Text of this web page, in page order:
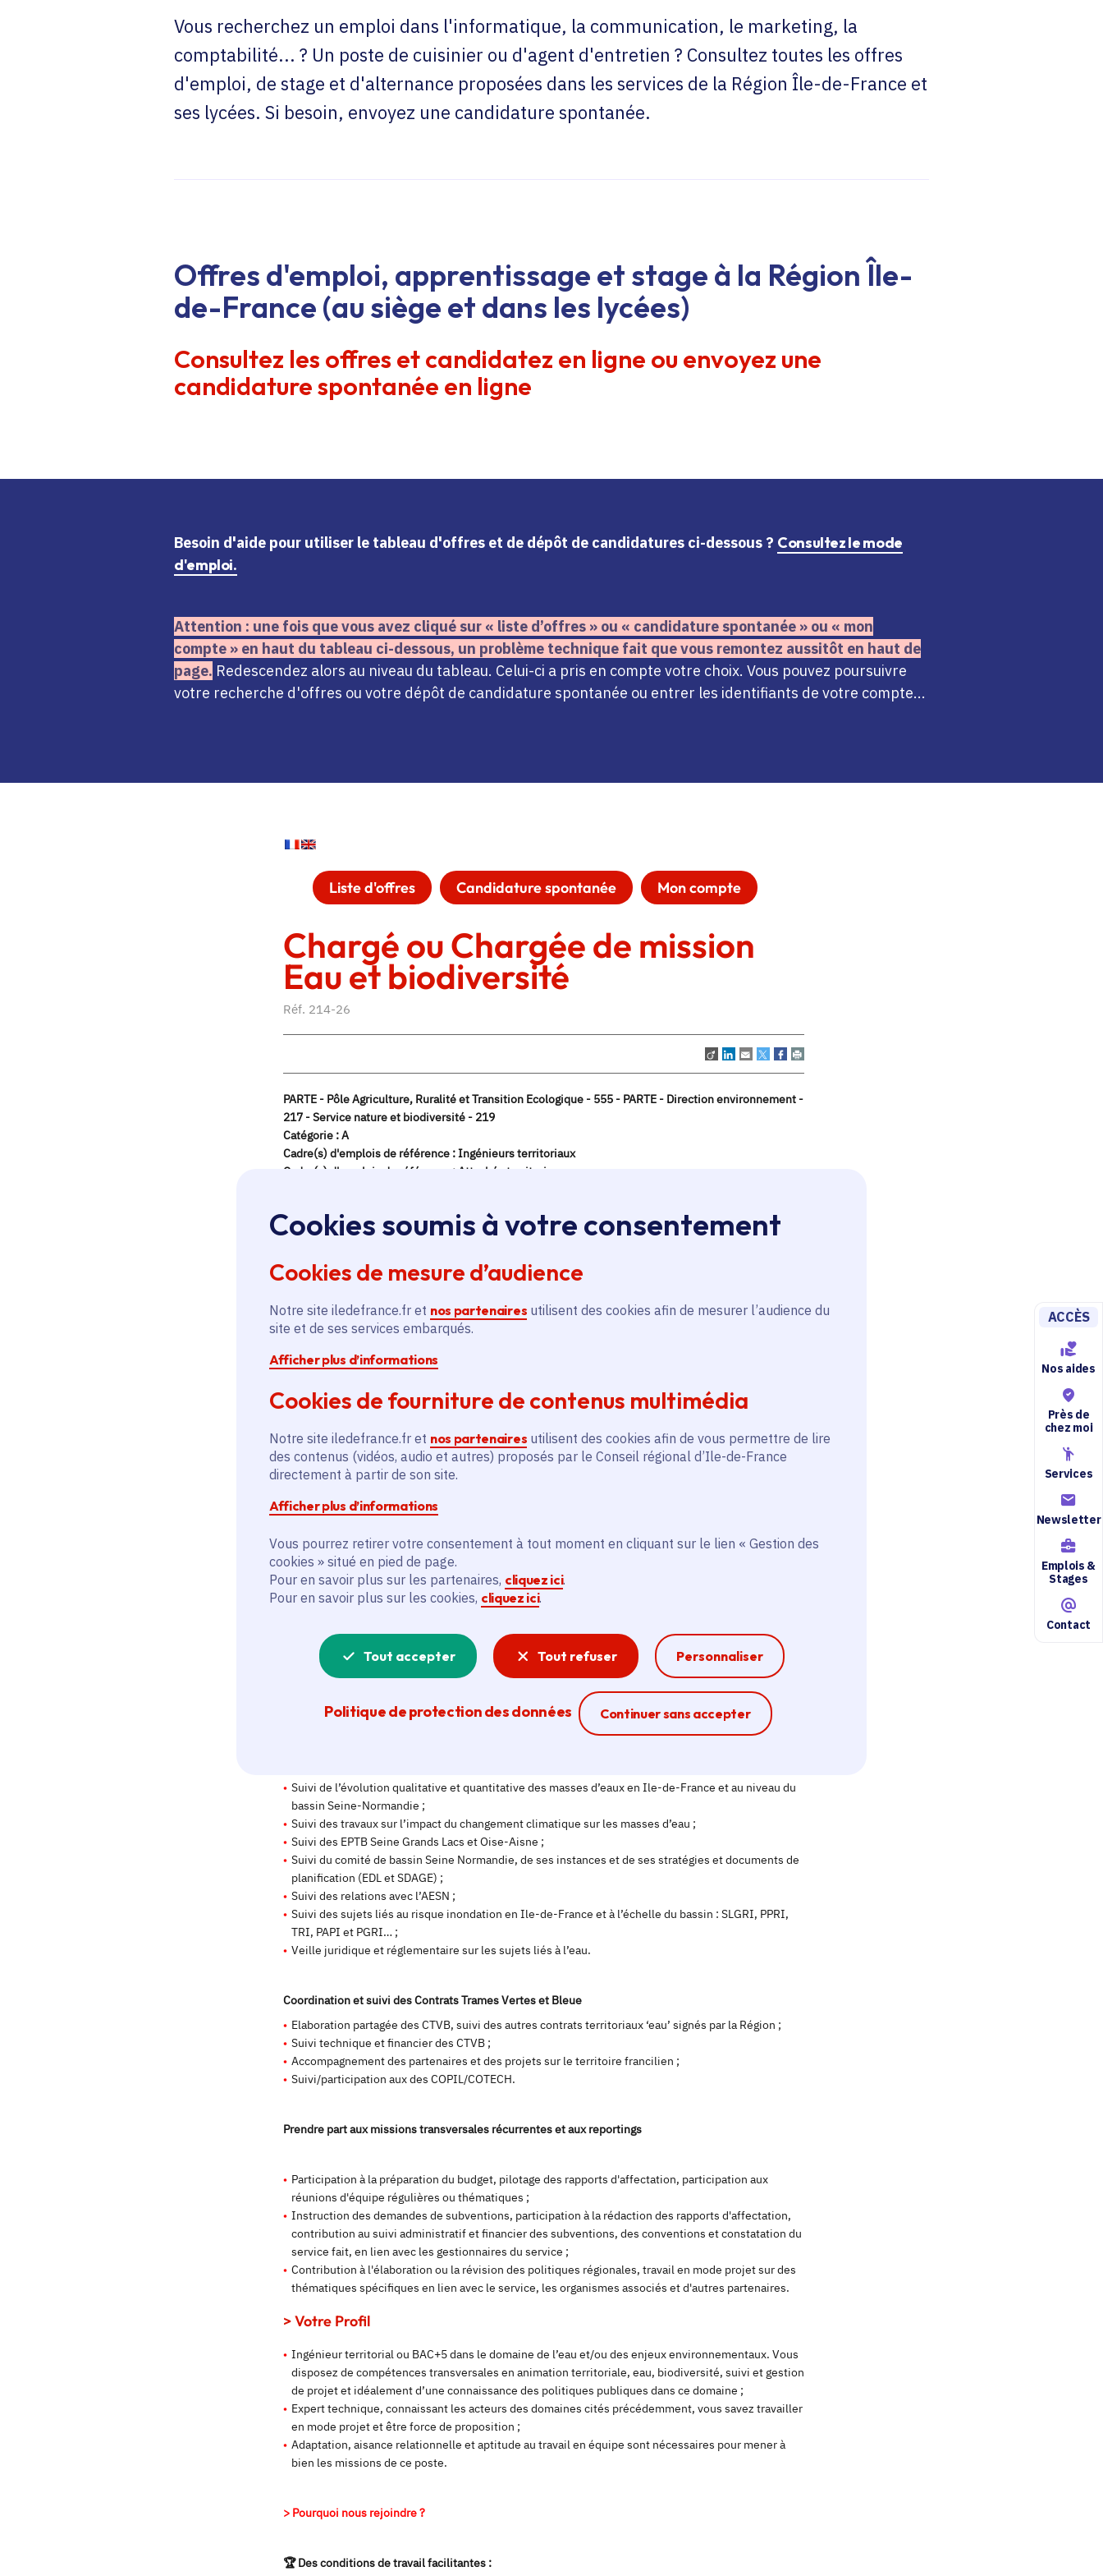
Cookies soumis à votre consentement
Cookies de mesure d’audience
Notre site iledefrance.fr et nos partenaires utilisent des cookies afin de mesurer l’audience du
site et de ses services embarqués.
Afficher plus d’informations
Cookies de fourniture de contenus multimédia
Notre site iledefrance.fr et nos partenaires utilisent des cookies afin de vous permettre de lire
des contenus (vidéos, audio et autres) proposés par le Conseil régional d’Ile-de-France
directement à partir de son site.
Afficher plus d’informations
Vous pourrez retirer votre consentement à tout moment en cliquant sur le lien « Gestion des
cookies » situé en pied de page.
Pour en savoir plus sur les partenaires, cliquez ici.
Pour en savoir plus sur les cookies, cliquez ici.
Tout accepter Tout refuser Personnaliser
Politique de protection des données Continuer sans accepter
Ferme la modale
ACCÈS
Nos aides
Près de
chez moi
Services
Newsletter
Emplois &
Stages
Contact
Vous recherchez un emploi dans l'informatique, la communication, le marketing, la
comptabilité... ? Un poste de cuisinier ou d'agent d'entretien ? Consultez toutes les offres
d'emploi, de stage et d'alternance proposées dans les services de la Région Île-de-France et
ses lycées. Si besoin, envoyez une candidature spontanée.
Offres d'emploi, apprentissage et stage à la Région Île-
de-France (au siège et dans les lycées)
Consultez les offres et candidatez en ligne ou envoyez une
candidature spontanée en ligne
Besoin d'aide pour utiliser le tableau d'offres et de dépôt de candidatures ci-dessous ? Consultez le mode
d'emploi.
Attention : une fois que vous avez cliqué sur « liste d’offres » ou « candidature spontanée » ou « mon
compte » en haut du tableau ci-dessous, un problème technique fait que vous remontez aussitôt en haut de
page. Redescendez alors au niveau du tableau. Celui-ci a pris en compte votre choix. Vous pouvez poursuivre
votre recherche d'offres ou votre dépôt de candidature spontanée ou entrer les identifiants de votre compte...